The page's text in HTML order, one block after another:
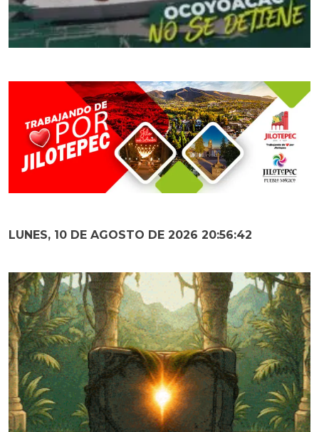
LUNES, 10 DE AGOSTO DE 2026 20:56:43